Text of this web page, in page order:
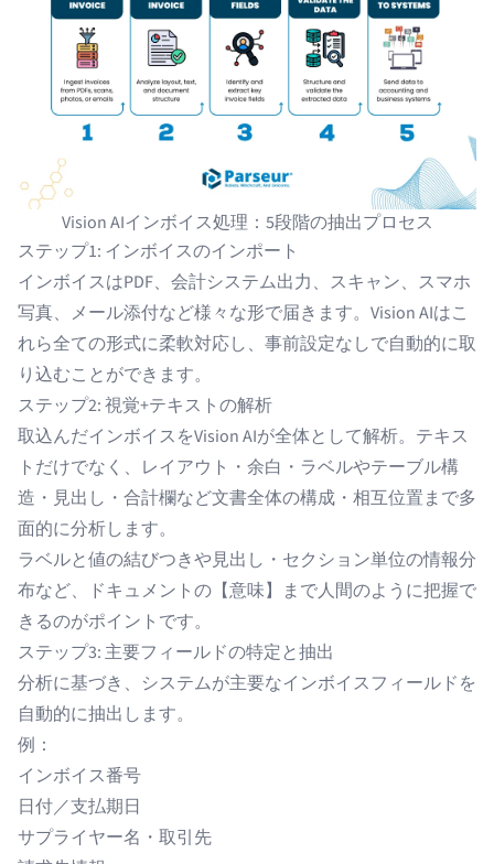
Vision AIインボイス処理：5段階の抽出プロセス
ステップ1: インボイスのインポート
インボイスはPDF、会計システム出力、スキャン、スマホ
写真、メール添付など様々な形で届きます。Vision AIはこ
れら全ての形式に柔軟対応し、事前設定なしで自動的に取
り込むことができます。
ステップ2: 視覚+テキストの解析
取込んだインボイスをVision AIが全体として解析。テキス
トだけでなく、レイアウト・余白・ラベルやテーブル構
造・見出し・合計欄など文書全体の構成・相互位置まで多
面的に分析します。
ラベルと値の結びつきや見出し・セクション単位の情報分
布など、ドキュメントの【意味】まで人間のように把握で
きるのがポイントです。
ステップ3: 主要フィールドの特定と抽出
分析に基づき、システムが主要なインボイスフィールドを
自動的に抽出します。
例：
インボイス番号
日付／支払期日
サプライヤー名・取引先